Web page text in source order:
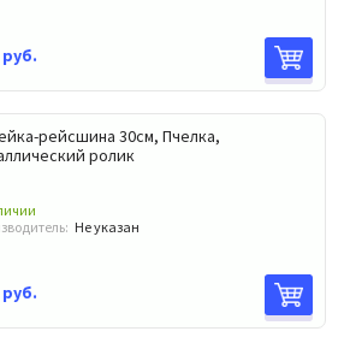
руб.
рейсшина 30см, Пчелка,
ролик
Не указан
руб.